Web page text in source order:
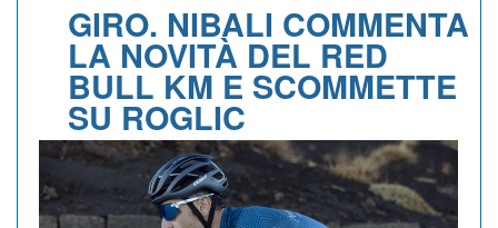
CALENDARIO
ALBI D'ORO
GIRO. NIBALI COMMENTA
LA NOVITÀ DEL RED
BULL KM E SCOMMETTE
SU ROGLIC